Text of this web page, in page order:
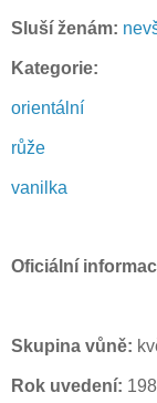
Sluší ženám:
Kategorie:
orientální
růže
vanilka
Oficiální
Skupina vůně:
Rok uvedení: